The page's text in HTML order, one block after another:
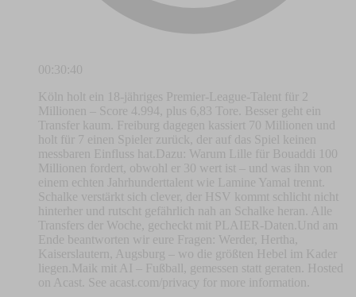
00:30:40
Köln holt ein 18-jähriges Premier-League-Talent für 2
Millionen – Score 4.994, plus 6,83 Tore. Besser geht ein
Transfer kaum. Freiburg dagegen kassiert 70 Millionen und
holt für 7 einen Spieler zurück, der auf das Spiel keinen
messbaren Einfluss hat.Dazu: Warum Lille für Bouaddi 100
Millionen fordert, obwohl er 30 wert ist – und was ihn von
einem echten Jahrhunderttalent wie Lamine Yamal trennt.
Schalke verstärkt sich clever, der HSV kommt schlicht nicht
hinterher und rutscht gefährlich nah an Schalke heran. Alle
Transfers der Woche, gecheckt mit PLAIER-Daten.Und am
Ende beantworten wir eure Fragen: Werder, Hertha,
Kaiserslautern, Augsburg – wo die größten Hebel im Kader
liegen.Maik mit AI – Fußball, gemessen statt geraten. Hosted
on Acast. See acast.com/privacy for more information.